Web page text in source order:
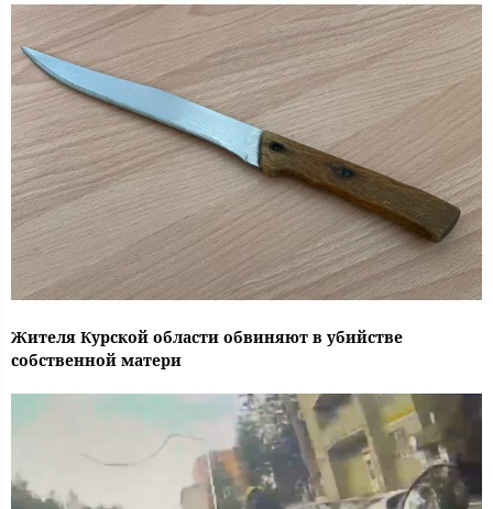
Жителя Курской области обвиняют в убийстве
собственной матери